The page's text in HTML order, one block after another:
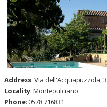
Address: Via dell'Acquapuzzola, 3
Locality: Montepulciano
Phone: 0578 716831